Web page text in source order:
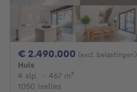
€ 2.490.000 2490000€
(excl. belastingen)
Huis
4 slp. 4 slaapkamers
· 467 m²
1050 Ixelles